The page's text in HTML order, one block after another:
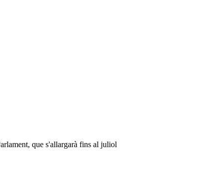
que s'allargarà fins al juliol